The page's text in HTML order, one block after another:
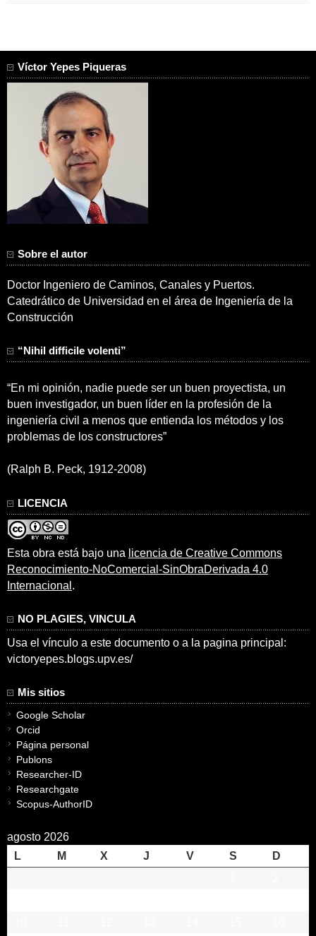
Víctor Yepes Piqueras
Sobre el autor
Doctor Ingeniero de Caminos, Canales y Puertos.
Catedrático de Universidad en el área de Ingeniería de la
Construcción
“Nihil difficile volenti”
“En mi opinión, nadie puede ser un buen proyectista, un
buen investigador, un buen líder en la profesión de la
ingeniería civil a menos que entienda los métodos y los
problemas de los constructores”
(Ralph B. Peck, 1912-2008)
LICENCIA
Esta obra está bajo una licencia de Creative Commons
Reconocimiento-NoComercial-SinObraDerivada 4.0
Internacional .
NO PLAGIES, VINCULA
Usa el vínculo a este documento o a la pagina principal:
victoryepes.blogs.upv.es/
Mis sitios
Google Scholar
Orcid
Página personal
Publons
Researcher-ID
Researchgate
Scopus-AuthorID
agosto 2026
L
M X J V S
D